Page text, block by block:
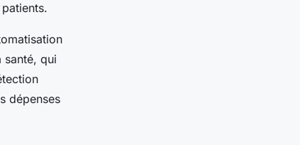
santé, qui
dépenses